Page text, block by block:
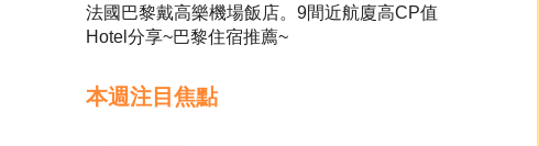
法國巴黎戴高樂機場飯店。9間近航廈高CP值
Hotel分享~巴黎住宿推薦~
本週注目焦點